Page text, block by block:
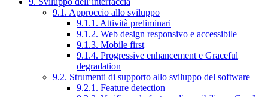
9.1. Approccio allo sviluppo
9.1.1. Attività preliminari
9.1.2. Web design responsivo e accessibile
9.1.3. Mobile first
9.1.4. Progressive enhancement e Graceful
degradation
9.2. Strumenti di supporto allo sviluppo del software
9.2.1. Feature detection